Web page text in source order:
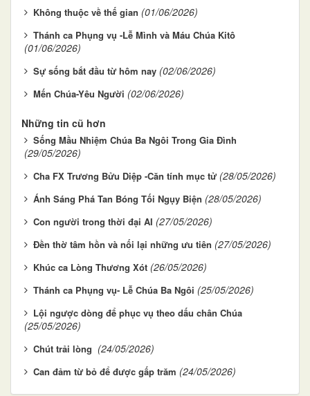
Không thuộc về thế gian (01/06/2026)
Thánh ca Phụng vụ -Lễ Mình và Máu Chúa Kitô
(01/06/2026)
Sự sống bắt đầu từ hôm nay (02/06/2026)
Mến Chúa-Yêu Người (02/06/2026)
Những tin cũ hơn
Sống Mầu Nhiệm Chúa Ba Ngôi Trong Gia Đình
(29/05/2026)
Cha FX Trương Bửu Diệp -Căn tính mục tử (28/05/2026)
Ánh Sáng Phá Tan Bóng Tối Ngụy Biện (28/05/2026)
Con người trong thời đại AI (27/05/2026)
Đền thờ tâm hồn và nối lại những ưu tiên (27/05/2026)
Khúc ca Lòng Thương Xót (26/05/2026)
Thánh ca Phụng vụ- Lễ Chúa Ba Ngôi (25/05/2026)
Lội ngược dòng để phục vụ theo dấu chân Chúa
(25/05/2026)
Chút trải lòng (24/05/2026)
Can đảm từ bỏ để được gấp trăm (24/05/2026)